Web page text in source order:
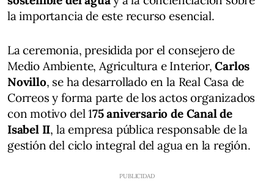
la importancia de este recurso esencial.
La ceremonia, presidida por el consejero de
Medio Ambiente, Agricultura e Interior,Carlos
Novillo, se ha desarrollado en la Real Casa de
Correos y forma parte de los actos organizados
con motivo del 175 aniversario de Canal de
Isabel II, la empresa pública responsable de la
gestión del ciclo integral del agua en la región.